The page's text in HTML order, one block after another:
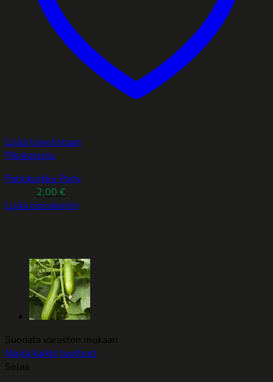
Lisää toivelistaan
Pikakatselu
Patiokurkku Pony
Alkuperäinen
hinta
2,00 €
hinta
Lisää ostoskoriin
Suodata varaston mukaan
Näytä kaikki tuotteet
Selaa